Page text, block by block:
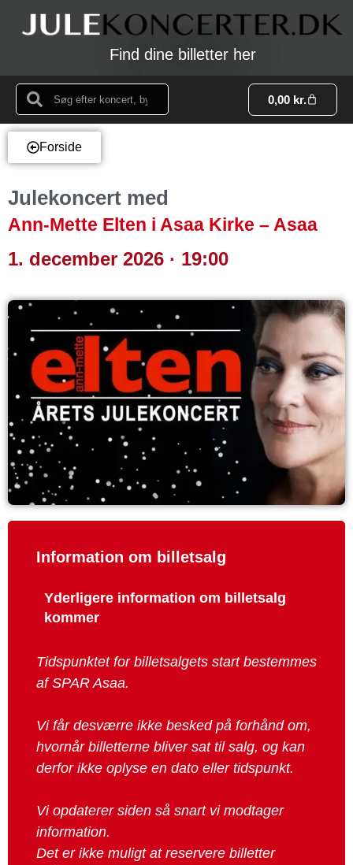
Find dine billetter her
0,00 kr.
Forside
Julekoncert med
Ann-Mette Elten i Asaa Kirke – Asaa
1. december 2026 · 19:00
Information om billetsalg
Yderligere information om billetsalg
kommer
Tidspunktet for billetsalgets start bestemmes
af SPAR Asaa.
Vi får desværre ikke besked på forhånd om,
hvornår billetterne bliver sat til salg, og kan
derfor ikke oplyse en dato eller tidspunkt.
Vi opdaterer siden så snart vi modtager
information.
Det er ikke muligt at reservere billetter